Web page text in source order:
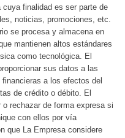
finalidad es ser parte de
noticias, promociones, etc.
se procesa y almacena en
mantienen altos estándares
como tecnológica. El
sus datos a las
a los efectos del
de crédito o débito. El
rechazar de forma expresa si
con ellos por vía
que La Empresa considere